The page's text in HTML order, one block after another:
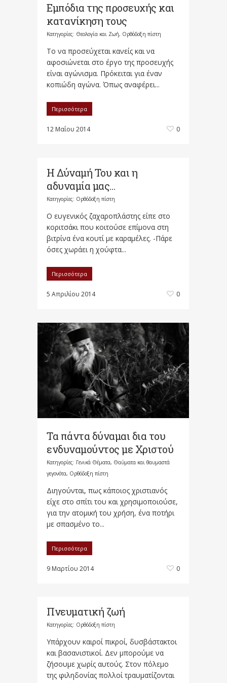
Εμπόδια της προσευχής και
κατανίκηση τους
Κατηγορίες: Θεολογία και Ζωή, Ορθόδοξη πίστη
Το να προσεύχεται κανείς και να
αφοσιώνεται στο έργο της προσευχής
είναι αγώνισμα. Πρόκειται για έναν
κοπιώδη αγώνα. Όπως αναφέρει...
Περισσότερα
12 Μαΐου 2014 0
Η Δύναμή Του και η
αδυναμία μας…
Κατηγορίες: Ορθόδοξη πίστη
Ο ευγενικός ζαχαροπλάστης είπε στο
κοριτσάκι που κοιτούσε επίμονα στη
βιτρίνα ένα κουτί με καραμέλες. -Πάρε
όσες χωράει η χούφτα...
Περισσότερα
5 Απριλίου 2014 0
Τα πάντα δύναμαι δια του
ενδυναμούντος με Χριστού
Κατηγορίες: Γενικά Θέματα, Θαύματα και θαυμαστά
γεγονότα, Ορθόδοξη πίστη
Διηγούνται, πως κάποιος χριστιανός
είχε στο σπίτι του και χρησιμοποιούσε,
για την ατομική του χρήση, ένα ποτήρι
με σπασμένο το...
Περισσότερα
9 Μαρτίου 2014 0
Πνευματική ζωή
Κατηγορίες: Ορθόδοξη πίστη
Υπάρχουν καιροί πικροί, δυσβάστακτοι
και βασανιστικοί. Δεν μπορούμε να
ζήσουμε χωρίς αυτούς. Στον πόλεμο
της φιληδονίας πολλοί τραυματίζονται